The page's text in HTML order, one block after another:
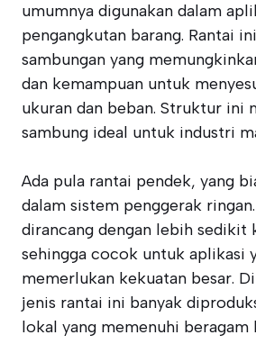
umumnya digunakan dalam
pengangkutan barang. Rantai
sambungan yang
dan kemampuan untuk
ukuran dan beban. Struktur ini
sambung ideal untuk industri
Ada pula rantai pendek, yang
dalam sistem penggerak
dirancang dengan lebih sedikit
sehingga cocok untuk aplikasi
memerlukan kekuatan besar.
jenis rantai ini banyak
lokal yang memenuhi beragam